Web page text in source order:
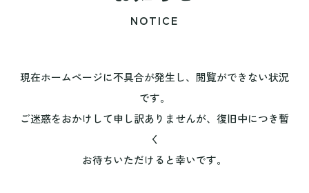
NOTICE
現在ホームページに不具合が発生し、閲覧ができない状況
です。
ご迷惑をおかけして申し訳ありませんが、復旧中につき暫
く
お待ちいただけると幸いです。